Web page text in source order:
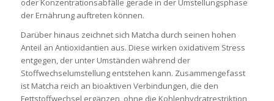
oder Konzentrationsabfälle gerade in der Umstellungsphase
der Ernährung auftreten können.
Darüber hinaus zeichnet sich Matcha durch seinen hohen
Anteil an Antioxidantien aus. Diese wirken oxidativem Stress
entgegen, der unter Umständen während der
Stoffwechselumstellung entstehen kann. Zusammengefasst
ist Matcha reich an bioaktiven Verbindungen, die den
Fettstoffwechsel ergänzen, ohne die Kohlenhydratrestriktion